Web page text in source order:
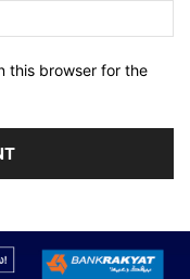
this browser for the